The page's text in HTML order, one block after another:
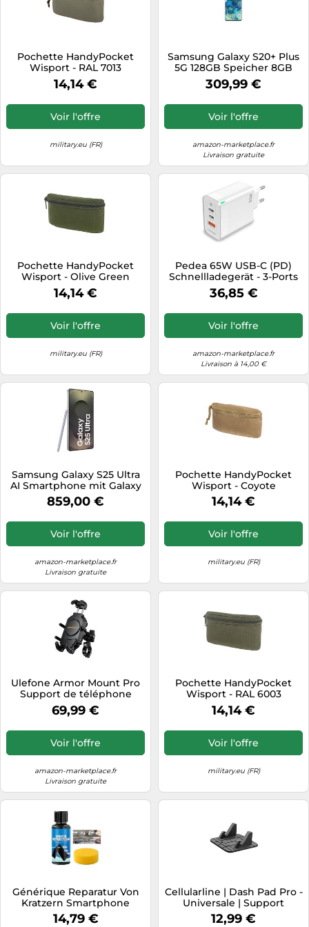
Pochette HandyPocket
Wisport - RAL 7013
14,14 €
Voir l'offre
military.eu (FR)
Samsung Galaxy S20+ Plus
5G 128GB Speicher 8GB
RAM 4.500mAh Akku AI
Handy Android 15
Simlock ohne Branding
(Blau 5G)
309,99 €
Voir l'offre
amazon-marketplace.fr
Livraison gratuite
Pochette HandyPocket
Wisport - Olive Green
14,14 €
Voir l'offre
military.eu (FR)
Pedea 65W USB-C (PD)
Schnellladegerät - 3-Ports
GaN Mehrfach Handy-
Ladegerät mit USB-C und
36,85 €
Voir l'offre
amazon-marketplace.fr
Livraison à 14,00 €
Samsung Galaxy S25 Ultra
AI Smartphone mit Galaxy
AI, Ohne Vertrag, Handy
mit Android, 12 GB RAM,
Kamera, Titanium
Whitesilver, 3 Jahre
859,00 €
Voir l'offre
amazon-marketplace.fr
Livraison gratuite
Pochette HandyPocket
Wisport - Coyote
14,14 €
Voir l'offre
military.eu (FR)
Ulefone Armor Mount Pro
Support de téléphone
Universel pour Guidon de
vélo, résistant aux Chocs,
Compatible avec Handy
Armor 22/18T Ultra/18
69,99 €
Voir l'offre
amazon-marketplace.fr
Livraison gratuite
Pochette HandyPocket
Wisport - RAL 6003
14,14 €
Voir l'offre
military.eu (FR)
Générique Reparatur Von
Kratzern Smartphone
Bildschirm | Mit Langlebige
14,79 €
Cellularline | Dash Pad Pro -
Universale | Support
Smartphone Voiture pour
12,99 €